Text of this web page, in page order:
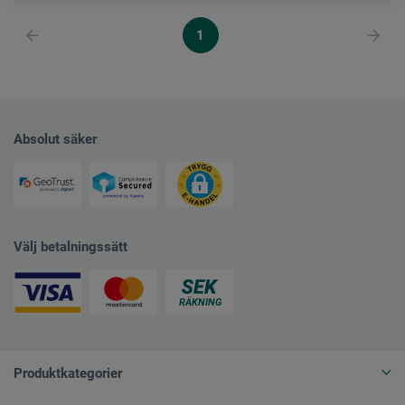
1
Absolut säker
Välj betalningssätt
Produktkategorier